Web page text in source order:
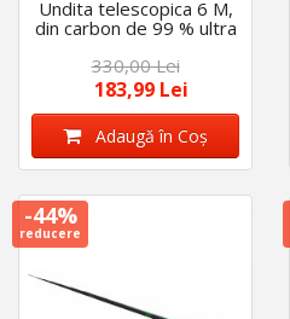
Undita telescopica 6 M,
din carbon de 99 % ultra
330,00 Lei
183,99 Lei
Adaugă în Coş
-44%
reducere